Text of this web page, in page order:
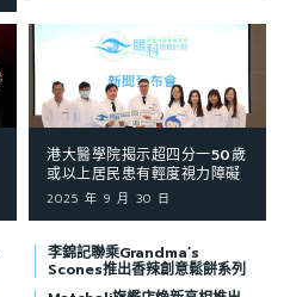
港大醫學院揭示超四分一50歲
或以上居民患有輕度視力障礙
2025 年 9 月 30 日
李錦記聯乘Grandma’s
Scones推出香辣創意鬆餅系列